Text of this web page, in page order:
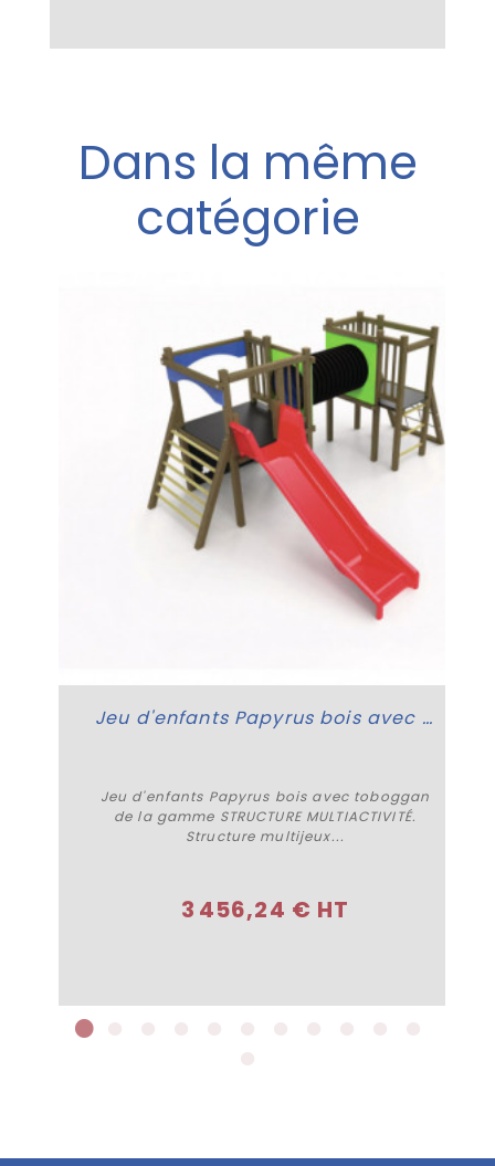
Dans la même
catégorie
Jeu d'enfants Papyrus bois avec toboggan
Jeu d'enfants Papyrus bois avec toboggan
de la gamme STRUCTURE MULTIACTIVITÉ.
Structure multijeux...
3 456,24 € HT